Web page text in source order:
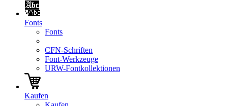
Fonts
Fonts
CFN-Schriften
Font-Werkzeuge
URW-Fontkollektionen
Kaufen